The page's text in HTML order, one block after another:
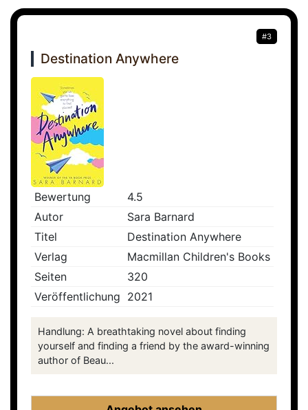
#3
Destination Anywhere
Bewertung
4.5
Autor
Sara Barnard
Titel
Destination Anywhere
Verlag
Macmillan Children's Books
Seiten
320
Veröffentlichung 2021
Handlung: A breathtaking novel about finding
yourself and finding a friend by the award-winning
author of Beau...